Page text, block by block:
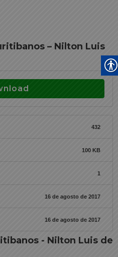
– Nilton Luis
432
100 KB
1
16 de agosto de 2017
16 de agosto de 2017
- Nilton Luis de